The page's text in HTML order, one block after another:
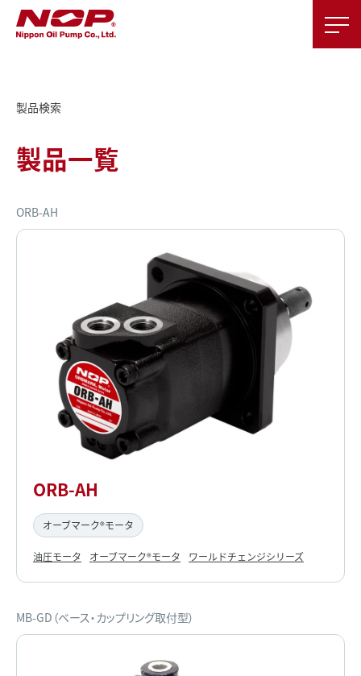
製品検索
製品一覧
ORB-AH
ORB-AH
オーブマーク®モータ
油圧モータ オーブマーク®モータ ワールドチェンジシリーズ
MB-GD（ベース・カップリング取付型）